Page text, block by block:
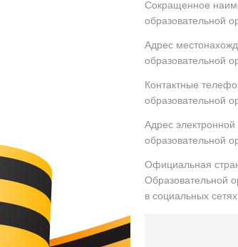
Сокращенное
образовательной
Адрес
образовательной
Контактные
образовательной
Адрес электронной
образовательной
Официальная
Образовательной
в социальных сетях